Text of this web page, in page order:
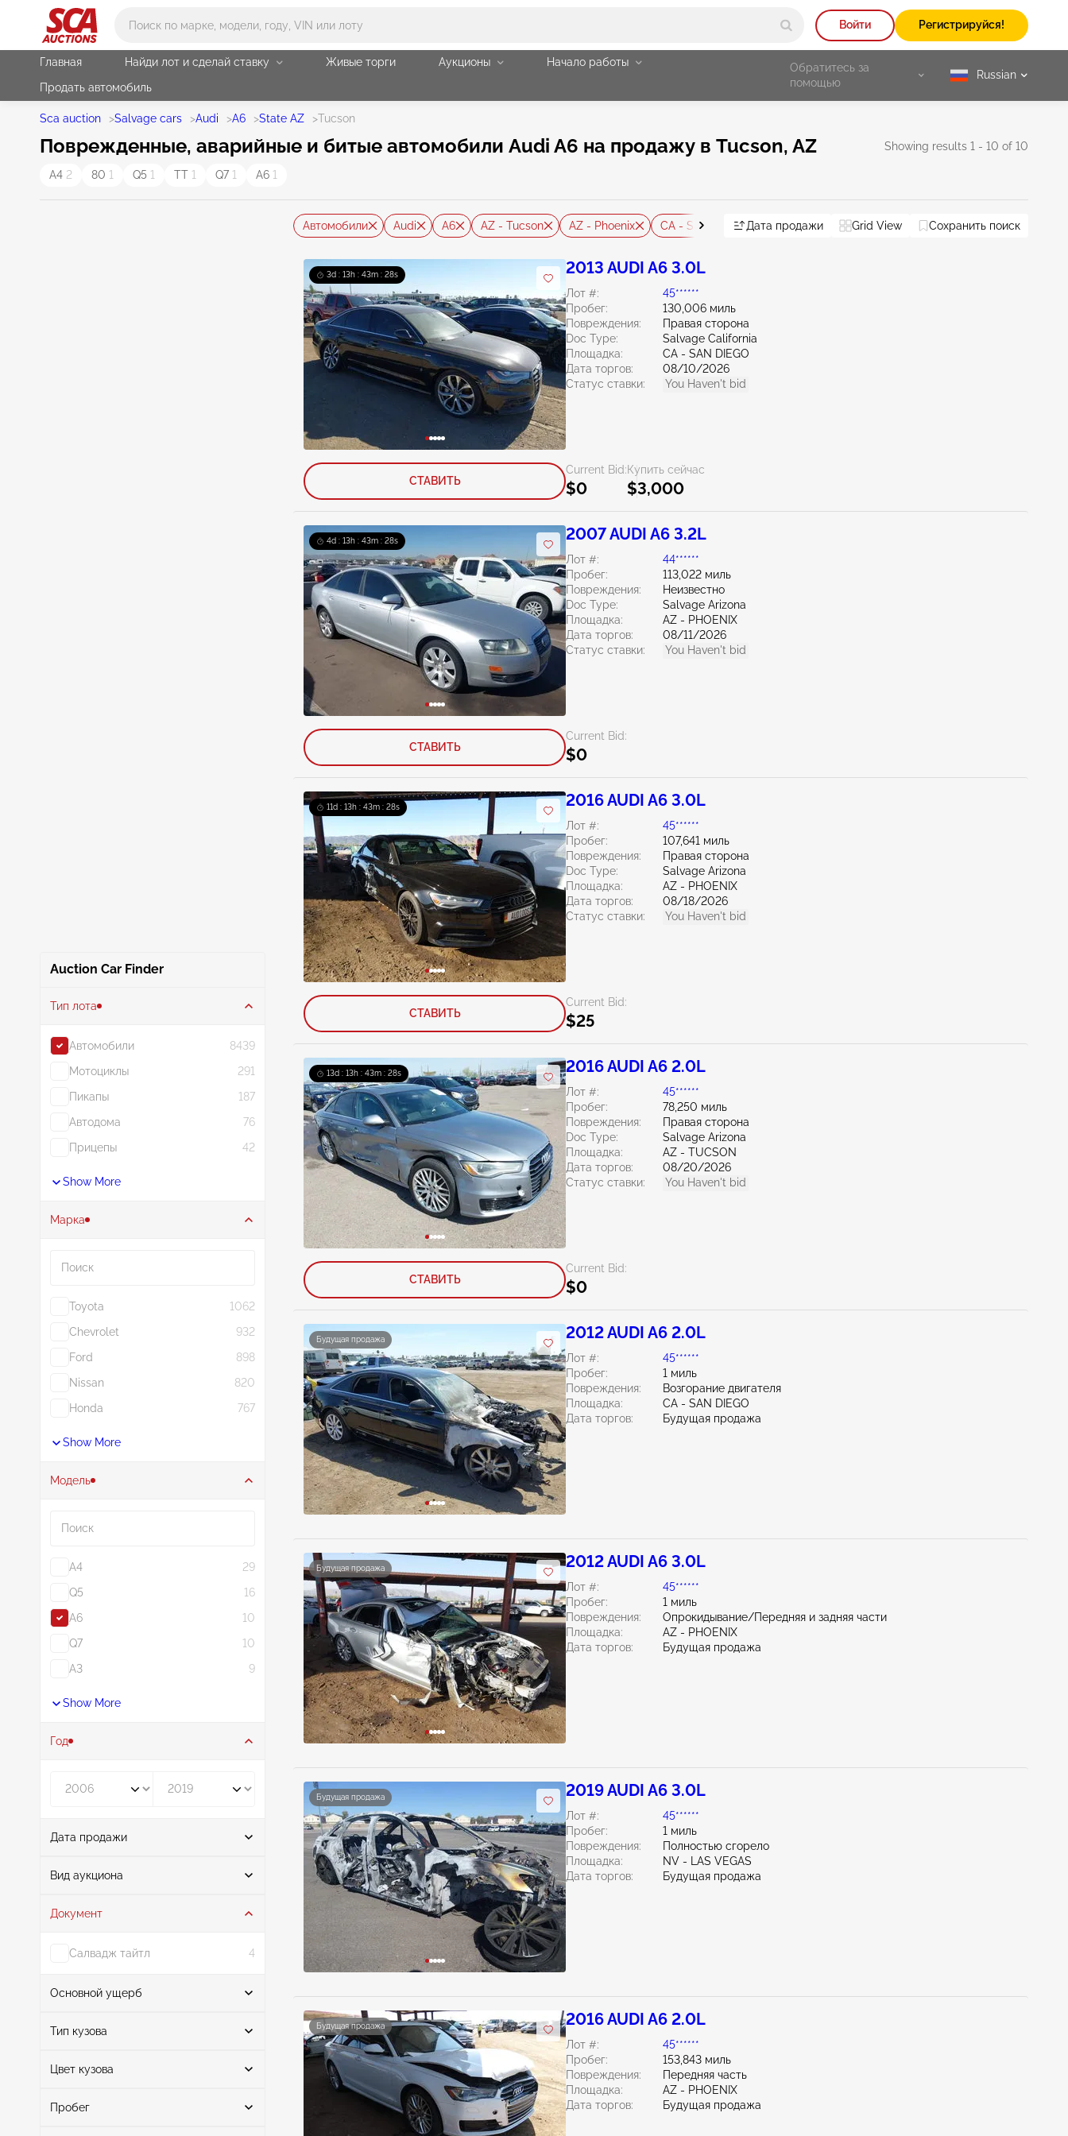
Войти Регистрируйся!
Главная Найди лот и сделай ставку Живые торги Аукционы
Начало работы
Продать автомобиль
Обратитесь за
помощью
selected
Russian
Sca auction >Salvage cars >Audi >A6 >State AZ >Tucson
Поврежденные, аварийные и битые автомобили Audi A6 на продажу в Tucson, AZ Showing results 1 - 10 of 10
A4 2 80 1 Q5 1 TT 1 Q7 1 A6 1
Auction Car Finder
Тип лота
Автомобили
8439
Мотоциклы
291
Пикапы
187
Автодома
76
Прицепы
42
Show More
Марка
Toyota
1062
Chevrolet
932
Ford
898
Nissan
820
Honda
767
Show More
Модель
A4
29
Q5
16
A6
10
Q7
10
A3
9
Show More
Год
Дата продажи
От
Вид аукциона
Аукцион
9
Документ
Салвадж тайтл 4
Основной ущерб
Правая сторона
Передняя и задняя части
1
Тип кузова
Седан 10
Цвет кузова
Пробег
Автомобили Audi A6 AZ - Tucson AZ - Phoenix CA - San Diego NV - Las Vegas Reset All
Дата продажи Grid View Сохранить поиск
3d : 13h : 43m : 27s 2013 AUDI A6 3.0L
Лот #:
45******
Пробег:
130,006 миль
Повреждения:
Правая сторона
Doc Type:
Salvage California
Площадка:
CA - SAN DIEGO
Дата торгов:
08/10/2026
Статус ставки:
You Haven't bid
Current Bid:
$0
Купить сейчас
$3,000
СТАВИТЬ
4d : 13h : 43m : 27s 2007 AUDI A6 3.2L
Лот #:
44******
Пробег:
113,022 миль
Повреждения:
Неизвестно
Doc Type:
Salvage Arizona
Площадка:
AZ - PHOENIX
Дата торгов:
08/11/2026
Статус ставки:
You Haven't bid
Current Bid:
$0
СТАВИТЬ
11d : 13h : 43m : 27s 2016 AUDI A6 3.0L
Лот #:
45******
Пробег:
107,641 миль
Повреждения:
Правая сторона
Doc Type:
Salvage Arizona
Площадка:
AZ - PHOENIX
Дата торгов:
08/18/2026
Статус ставки:
You Haven't bid
Current Bid:
$25
СТАВИТЬ
13d : 13h : 43m : 27s 2016 AUDI A6 2.0L
Лот #:
45******
Пробег:
78,250 миль
Повреждения:
Правая сторона
Doc Type:
Salvage Arizona
Площадка:
AZ - TUCSON
Дата торгов:
08/20/2026
Статус ставки:
You Haven't bid
Current Bid:
$0
СТАВИТЬ
Будущая продажа 2012 AUDI A6 2.0L
Лот #:
45******
Пробег:
1 миль
Повреждения:
Возгорание двигателя
Площадка:
CA - SAN DIEGO
Дата торгов:
Будущая продажа
Будущая продажа 2012 AUDI A6 3.0L
Лот #:
45******
Пробег:
1 миль
Повреждения:
Опрокидывание/Передняя и задняя части
Площадка:
AZ - PHOENIX
Дата торгов:
Будущая продажа
Будущая продажа 2019 AUDI A6 3.0L
Лот #:
45******
Пробег:
1 миль
Повреждения:
Полностью сгорело
Площадка:
NV - LAS VEGAS
Дата торгов:
Будущая продажа
Будущая продажа 2016 AUDI A6 2.0L
Лот #:
45******
Пробег:
153,843 миль
Повреждения:
Передняя часть
Площадка:
AZ - PHOENIX
Дата торгов:
Будущая продажа